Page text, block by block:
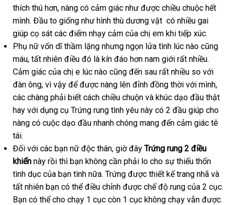
thích thú hơn, nàng có cảm giác như được chiều chuộc hết
mình. Đầu to giống như hình thù dương vật có nhiều gai
giúp cọ sát các điểm nhạy cảm của chị em khi tiếp xúc.
Phụ nữ vốn dĩ thầm lặng nhưng ngọn lửa tình lúc nào cũng
máu, tất nhiên điều đó là kín đáo hơn nam giới rất nhiều.
Cảm giác của chị e lúc nào cũng đến sau rất nhiều so với
đàn ông, vì vậy để được nàng lên đỉnh đồng thời với mình,
các chàng phải biết cách chiều chuộn và khúc dạo đầu thật
hay với dụng cụ Trứng rung tình yêu này có 2 đầu giúp cho
nàng có cuộc dạo đầu nhanh chóng mang đến cảm giác tê
tái.
Đối với các bạn nữ độc thân, giờ đây Trứng rung 2 điều
khiển này rồi thì bạn không cần phải lo cho sự thiếu thốn
tình dục của bạn tình nữa. Trứng được thiết kế trang nhã và
tất nhiên bạn có thể điều chỉnh được chế độ rung của 2 cục.
Bạn có thể cho chạy 1 cục còn 1 cục không chạy vẫn được.